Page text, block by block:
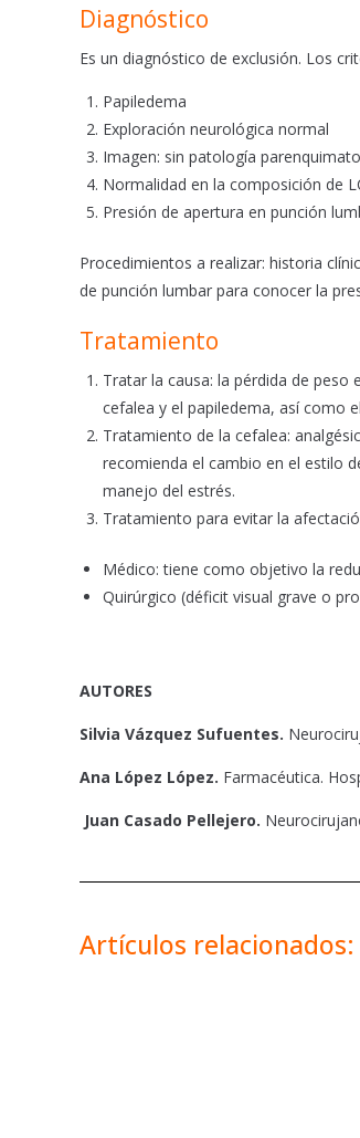
Diagnóstico
Es un diagnóstico de exclusión. Los
Papiledema
Exploración neurológica normal
Imagen: sin patología
Normalidad en la composición de
Presión de apertura en punción
Procedimientos a realizar: historia
de punción lumbar para conocer la
Tratamiento
Tratar la causa: la pérdida de
cefalea y el papiledema, así como
Tratamiento de la cefalea:
recomienda el cambio en el estilo
manejo del estrés.
Tratamiento para evitar la
Médico: tiene como objetivo la
Quirúrgico (déficit visual grave o
AUTORES
Silvia Vázquez Sufuentes.
Ana López López. Farmacéutica.
Juan Casado Pellejero.
Artículos relacionados: